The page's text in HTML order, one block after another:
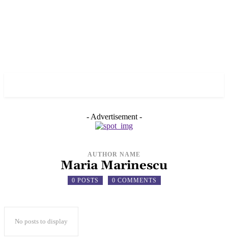
- Advertisement -
AUTHOR NAME
Maria Marinescu
0 POSTS 0 COMMENTS
No posts to display